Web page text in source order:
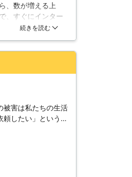
、数が増える上
、すぐにインター
たし、納得できる
続きを読む
被害は私たちの生活
したい」というと
鳩駆除業者を探し
の
穏な生活に戻れる
忌避剤の使用によ